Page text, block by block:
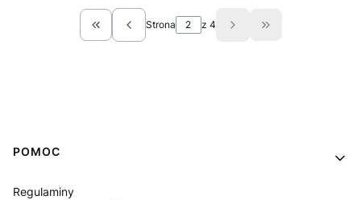
Wróć do pierwszej strony z produktami
Strona z 4 Przejdź do
Linki w stopce
POMOC
Regulaminy